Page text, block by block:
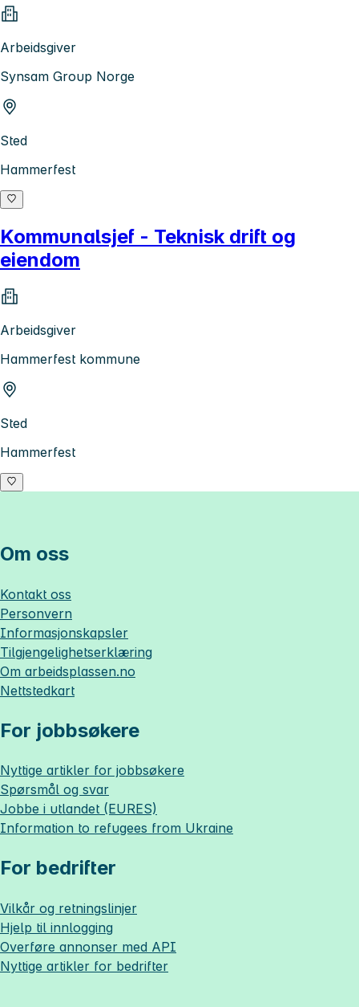
Arbeidsgiver
Synsam Group Norge
Sted
Hammerfest
Kommunalsjef - Teknisk drift og
eiendom
Arbeidsgiver
Hammerfest kommune
Sted
Hammerfest
Om oss
Kontakt oss
Personvern
Informasjonskapsler
Tilgjengelighetserklæring
Om arbeidsplassen.no
Nettstedkart
For jobbsøkere
Nyttige artikler for jobbsøkere
Spørsmål og svar
Jobbe i utlandet (EURES)
Information to refugees from Ukraine
For bedrifter
Vilkår og retningslinjer
Hjelp til innlogging
Overføre annonser med API
Nyttige artikler for bedrifter